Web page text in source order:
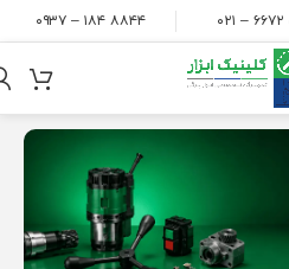
۸۸۴۴ ۱۸۴ – ۰۹۳۷